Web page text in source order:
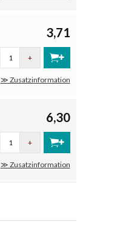
3,71
+
≫ Zusatzinformation
6,30
+
≫ Zusatzinformation